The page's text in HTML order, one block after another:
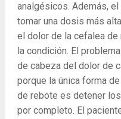
analgésicos. Además,
tomar una dosis más
el dolor de la cefalea de
la condición. El
de cabeza del dolor de
porque la única forma
de rebote es detener
por completo. El